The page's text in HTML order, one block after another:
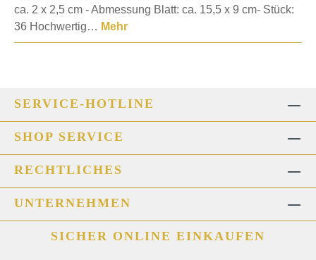
ca. 2 x 2,5 cm - Abmessung Blatt: ca. 15,5 x 9 cm- Stück:
36 Hochwertig… Mehr
SERVICE-HOTLINE
SHOP SERVICE
RECHTLICHES
UNTERNEHMEN
SICHER ONLINE EINKAUFEN